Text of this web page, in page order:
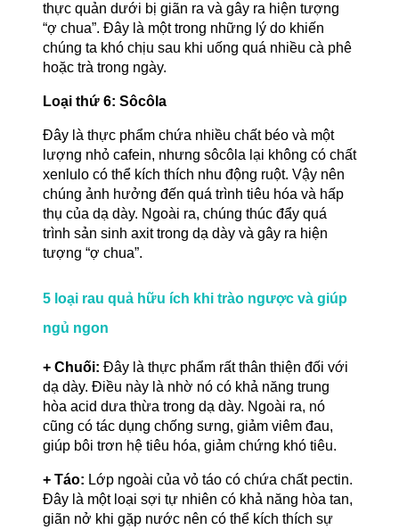
thực quản dưới bị giãn ra và gây ra hiện tượng
“ợ chua”. Đây là một trong những lý do khiến
chúng ta khó chịu sau khi uống quá nhiều cà phê
hoặc trà trong ngày.
Loại thứ 6: Sôcôla
Đây là thực phẩm chứa nhiều chất béo và một
lượng nhỏ cafein, nhưng sôcôla lại không có chất
xenlulo có thể kích thích nhu động ruột. Vậy nên
chúng ảnh hưởng đến quá trình tiêu hóa và hấp
thụ của dạ dày. Ngoài ra, chúng thúc đẩy quá
trình sản sinh axit trong dạ dày và gây ra hiện
tượng “ợ chua”.
5 loại rau quả hữu ích khi trào ngược và giúp
ngủ ngon
+ Chuối: Đây là thực phẩm rất thân thiện đối với
dạ dày. Điều này là nhờ nó có khả năng trung
hòa acid dưa thừa trong dạ dày. Ngoài ra, nó
cũng có tác dụng chống sưng, giảm viêm đau,
giúp bôi trơn hệ tiêu hóa, giảm chứng khó tiêu.
+ Táo: Lớp ngoài của vỏ táo có chứa chất pectin.
Đây là một loại sợi tự nhiên có khả năng hòa tan,
giãn nở khi gặp nước nên có thể kích thích sự